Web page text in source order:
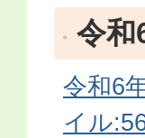
令和
令和6
イル